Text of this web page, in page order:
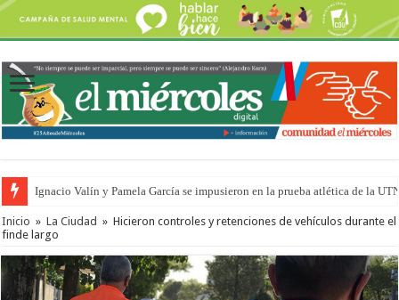
Ignacio Valín y Pamela García se impusieron en la prueba atlética de la
Inicio » La Ciudad » Hicieron controles y retenciones de vehículos durante el
finde largo